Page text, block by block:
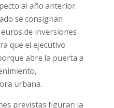
al año anterior.
se consignan
de inversiones
que el ejecutivo
abre la puerta a
urbana.
previstas figuran la